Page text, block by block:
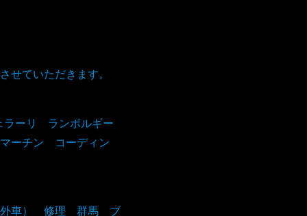
ていただきます。
ーリ ランボルギー
ーチン コーディン
外車） 修理 群馬 ブ